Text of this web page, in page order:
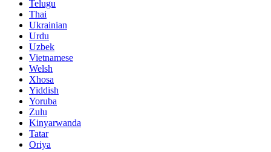
Telugu
Thai
Ukrainian
Urdu
Uzbek
Vietnamese
Welsh
Xhosa
Yiddish
Yoruba
Zulu
Kinyarwanda
Tatar
Oriya